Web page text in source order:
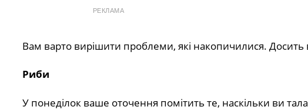
РЕКЛАМА
Вам варто вирішити проблеми, які накопичилися. Досить
Риби
У понеділок ваше оточення помітить те, наскільки ви